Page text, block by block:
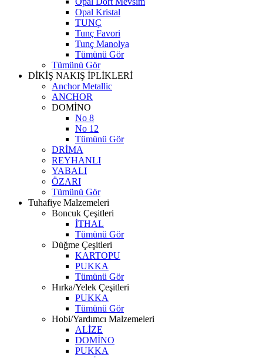
Opal Kristal
TUNÇ
Tunç Favori
Tunç Manolya
Tümünü Gör
Tümünü Gör
DİKİŞ NAKIŞ İPLİKLERİ
Anchor Metallic
ANCHOR
DOMİNO
No 8
No 12
Tümünü Gör
DRİMA
REYHANLI
YABALI
ÖZARI
Tümünü Gör
Tuhafiye Malzemeleri
Boncuk Çeşitleri
İTHAL
Tümünü Gör
Düğme Çeşitleri
KARTOPU
PUKKA
Tümünü Gör
Hırka/Yelek Çeşitleri
PUKKA
Tümünü Gör
Hobi/Yardımcı Malzemeleri
ALİZE
DOMİNO
PUKKA